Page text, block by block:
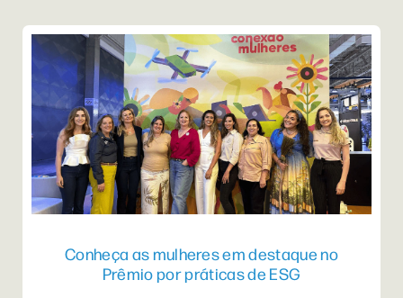
Conheça as mulheres em destaque no
Prêmio por práticas de ESG